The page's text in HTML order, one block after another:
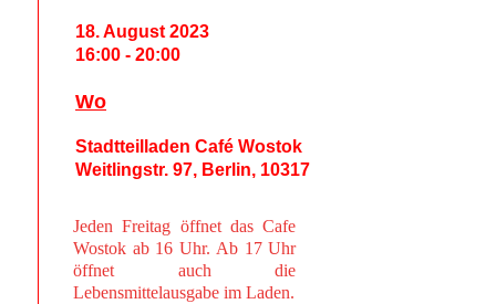
Jeden Freitag öffnet das Cafe
Wostok ab 16 Uhr. Ab 17 Uhr
öffnet auch die
Lebensmittelausgabe im Laden.
18. August 2023
16:00 - 20:00
Wo
Stadtteilladen Café Wostok
Weitlingstr. 97, Berlin, 10317